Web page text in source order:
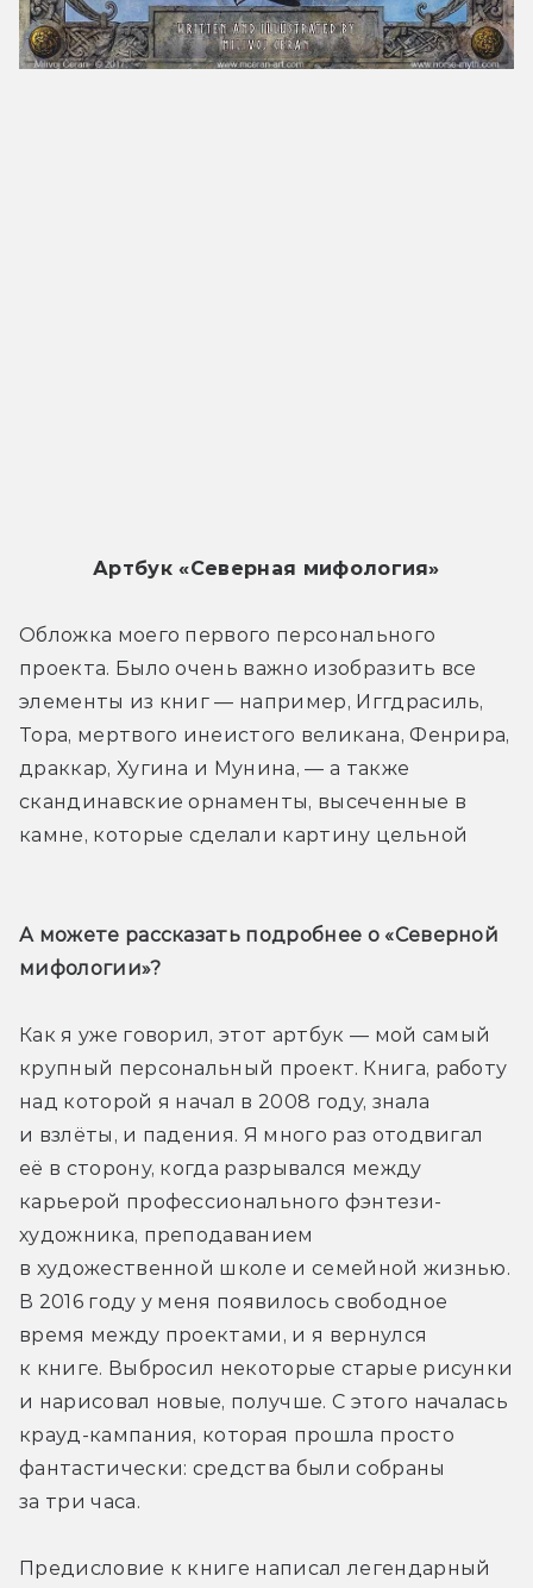
Артбук «Северная мифология»
Обложка моего первого персонального
проекта. Было очень важно изобразить все
элементы из книг — например, Иггдрасиль,
Тора, мертвого инеистого великана, Фенрира,
драккар, Хугина и Мунина, — а также
скандинавские орнаменты, высеченные в
камне, которые сделали картину цельной
А можете рассказать подробнее о «Северной
мифологии»?
Как я уже говорил, этот артбук — мой самый
крупный персональный проект. Книга, работу
над которой я начал в 2008 году, знала
и взлёты, и падения. Я много раз отодвигал
её в сторону, когда разрывался между
карьерой профессионального фэнтези-
художника, преподаванием
в художественной школе и семейной жизнью.
В 2016 году у меня появилось свободное
время между проектами, и я вернулся
к книге. Выбросил некоторые старые рисунки
и нарисовал новые, получше. С этого началась
крауд-кампания, которая прошла просто
фантастически: средства были собраны
за три часа.
Предисловие к книге написал легендарный